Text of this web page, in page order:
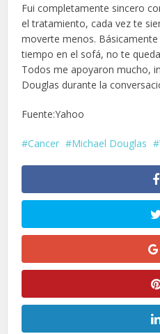
Fui completamente sincero
el tratamiento, cada vez te
moverte menos.
tiempo en el sofá, no te
Todos me apoyaron mucho,
Douglas durante la
Fuente:Yahoo
Cancer Michael Douglas